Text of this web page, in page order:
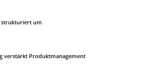
strukturiert um
verstärkt Produktmanagement